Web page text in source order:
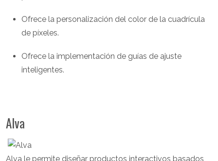
Ofrece la personalización del color de la cuadrícula
de píxeles.
Ofrece la implementación de guías de ajuste
inteligentes.
Alva
Alva le permite diseñar productos interactivos basados